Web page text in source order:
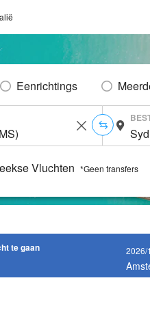
Eenrichtings
Vluchten *Geen transfers
te gaan 2026/